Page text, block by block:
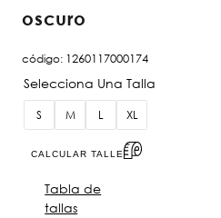
oscuro
código: 1260117000174
S M L XL
CALCULAR TALLE
Tabla de
tallas